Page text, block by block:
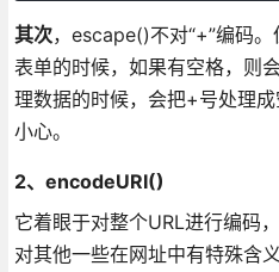
其次，escape()不对“+”编码
表单的时候，如果有空格，则
理数据的时候，会把+号处理
小心。
2、encodeURI()
它着眼于对整个URL进行编码
对其他一些在网址中有特殊含